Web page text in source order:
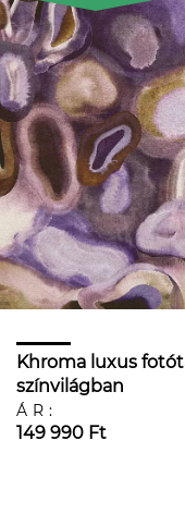
Khroma luxus
színvilágban
ÁR:
149 990 Ft